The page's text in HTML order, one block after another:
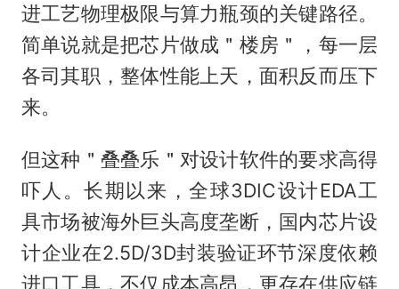
进工艺物理极限与算力瓶颈的关键路径。
简单说就是把芯片做成＂楼房＂，每一层
各司其职，整体性能上天，面积反而压下
来。
但这种＂叠叠乐＂对设计软件的要求高得
吓人。长期以来，全球3DIC设计EDA工
具市场被海外巨头高度垄断，国内芯片设
计企业在2.5D/3D封装验证环节深度依赖
进口工具，不仅成本高昂，更存在供应链